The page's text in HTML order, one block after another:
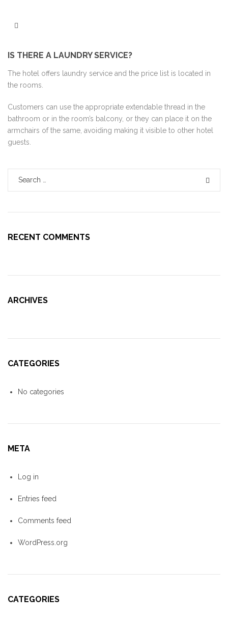
IS THERE A LAUNDRY SERVICE?
The hotel offers laundry service and the price list is located in
the rooms.
Customers can use the appropriate extendable thread in the
bathroom or in the room’s balcony, or they can place it on the
armchairs of the same, avoiding making it visible to other hotel
guests.
RECENT COMMENTS
ARCHIVES
CATEGORIES
No categories
META
Log in
Entries feed
Comments feed
WordPress.org
CATEGORIES